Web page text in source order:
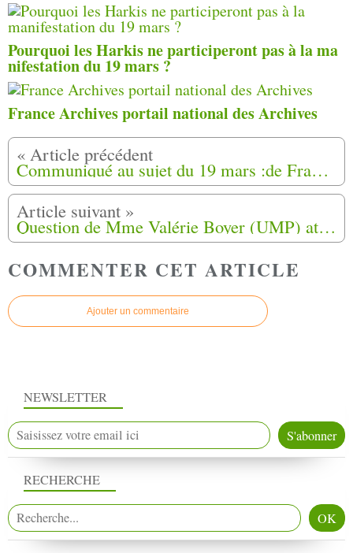
Pourquoi les Harkis ne participeront pas à la ma
nifestation du 19 mars ?
France Archives portail national des Archives
Communiqué au sujet du 19 mars :de François Gellibert.
Question de Mme Valérie Boyer (UMP) attire l'attention de Mme la ministre déléguée auprès de la ministre des affaires sociales
COMMENTER CET ARTICLE
Ajouter un commentaire
NEWSLETTER
RECHERCHE